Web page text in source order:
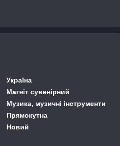
Україна
Магніт сувенірний
Музика, музичні інструменти
Прямокутна
Новий